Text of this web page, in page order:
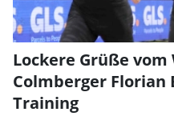
Lockere Grüße
Colmberger Florian
Training